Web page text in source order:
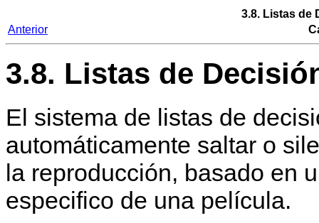
3.8. Listas de
Anterior
3.8. Listas de
El sistema de listas de
automáticamente saltar o
la reproducción, basado en
especifico de una película.